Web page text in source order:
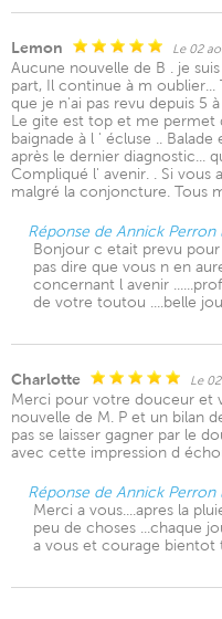
Lemon Le 02
Aucune nouvelle de B . je
part, Il continue à m oublier...
que je n'ai pas revu depuis 5
Le gite est top et me permet
baignade à l ' écluse ..
après le dernier diagnostic...
Compliqué l' avenir. . Si vous
malgré la conjoncture. Tous
Réponse de Annick
Bonjour c etait prevu
pas dire que vous n en
concernant l avenir
de votre toutou ....belle
Charlotte Le
Merci pour votre douceur et
nouvelle de M. P et un bilan
pas se laisser gagner par le
avec cette impression d
Réponse de Annick
Merci a vous....apres la
peu de choses ...chaque
a vous et courage bientot